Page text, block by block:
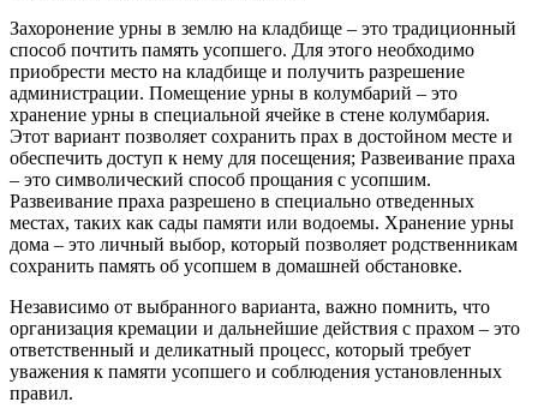
Захоронение урны в землю на кладбище – это традиционный
способ почтить память усопшего. Для этого необходимо
приобрести место на кладбище и получить разрешение
администрации. Помещение урны в колумбарий – это
хранение урны в специальной ячейке в стене колумбария.
Этот вариант позволяет сохранить прах в достойном месте и
обеспечить доступ к нему для посещения; Развеивание праха
– это символический способ прощания с усопшим.
Развеивание праха разрешено в специально отведенных
местах, таких как сады памяти или водоемы. Хранение урны
дома – это личный выбор, который позволяет родственникам
сохранить память об усопшем в домашней обстановке.
Независимо от выбранного варианта, важно помнить, что
организация кремации и дальнейшие действия с прахом – это
ответственный и деликатный процесс, который требует
уважения к памяти усопшего и соблюдения установленных
правил.